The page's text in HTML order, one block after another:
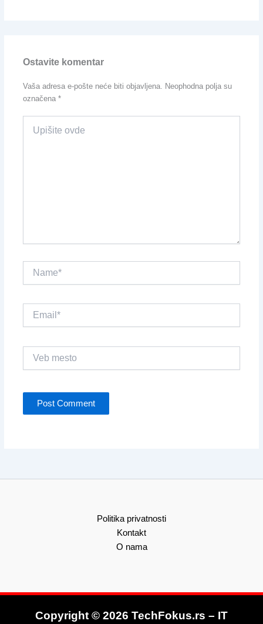
Ostavite komentar
Vaša adresa e-pošte neće biti objavljena.
Neophodna polja su
označena *
ovde
Email*
mesto
Politika privatnosti
Kontakt
O nama
Copyright © 2026 TechFokus.rs – IT